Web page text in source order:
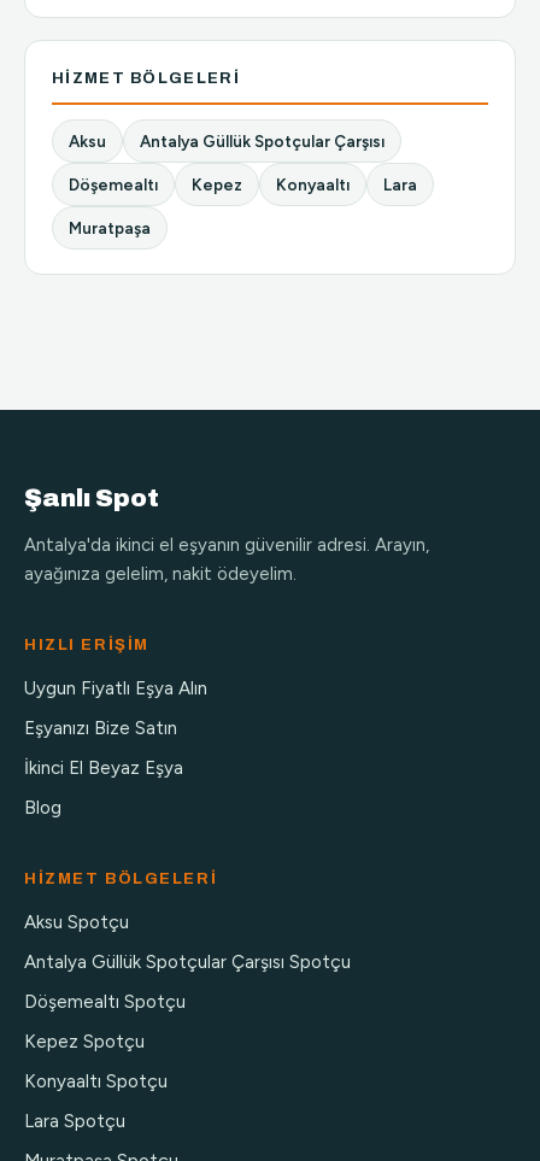
HIZMET BÖLGELERI
Aksu Antalya Güllük Spotçular Çarşısı
Döşemealtı Kepez Konyaaltı Lara
Muratpaşa
Şanlı Spot
Antalya'da ikinci el eşyanın güvenilir adresi. Arayın,
ayağınıza gelelim, nakit ödeyelim.
HIZLI ERIŞIM
Uygun Fiyatlı Eşya Alın
Eşyanızı Bize Satın
İkinci El Beyaz Eşya
Blog
HIZMET BÖLGELERI
Aksu Spotçu
Antalya Güllük Spotçular Çarşısı Spotçu
Döşemealtı Spotçu
Kepez Spotçu
Konyaaltı Spotçu
Lara Spotçu